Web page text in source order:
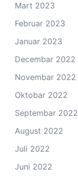
Mart 2023
Februar 2023
Januar 2023
Decembar 2022
Novembar 2022
Oktobar 2022
Septembar 2022
August 2022
Juli 2022
Juni 2022